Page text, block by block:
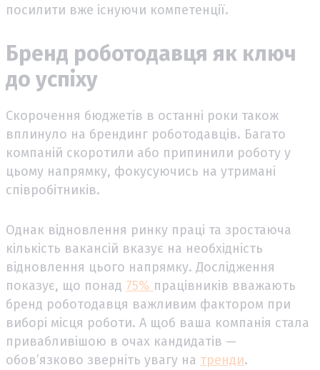
посилити вже існуючи компетенції.
Бренд роботодавця як ключ
до успіху
Скорочення бюджетів в останні роки також
вплинуло на брендинг роботодавців. Багато
компаній скоротили або припинили роботу у
цьому напрямку, фокусуючись на утримані
співробітників.
Однак відновлення ринку праці та зростаюча
кількість вакансій вказує на необхідність
відновлення цього напрямку. Дослідження
показує, що понад 75% працівників вважають
бренд роботодавця важливим фактором при
виборі місця роботи. А щоб ваша компанія стала
привабливішою в очах кандидатів —
обов’язково зверніть увагу на тренди.